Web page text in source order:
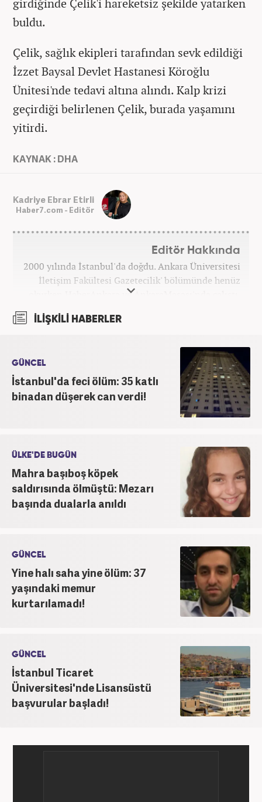
girdiğinde Çelik'i hareketsiz şekilde yatarken
buldu.
Çelik, sağlık ekipleri tarafından sevk edildiği
İzzet Baysal Devlet Hastanesi Köroğlu
Ünitesi'nde tedavi altına alındı. Kalp krizi
geçirdiği belirlenen Çelik, burada yaşamını
yitirdi.
KAYNAK : DHA
Kadriye Ebrar Etirli
Haber7.com - Editör
Editör Hakkında
2000 yılında İstanbul'da doğdu. Ankara Üniversitesi
İletişim Fakültesi Gazetecilik' bölümünde henüz
okurken HaberAnkara ve AnkaraMasası'nda çalıştı.
2022 yılındaki mezuniyetinin ardından Beyaz TV'de
'Haber Editörü' pozisyonunda görev aldı. 2024
Editörü kariyerine devam etmektedir.
İLİŞKİLİ HABERLER
GÜNCEL
İstanbul'da feci ölüm: 35 katlı
binadan düşerek can verdi!
ÜLKE'DE BUGÜN
Mahra başıboş köpek
saldırısında ölmüştü: Mezarı
başında dualarla anıldı
GÜNCEL
Yine halı saha yine ölüm: 37
yaşındaki memur
kurtarılamadı!
GÜNCEL
İstanbul Ticaret
Üniversitesi'nde Lisansüstü
başvurular başladı!